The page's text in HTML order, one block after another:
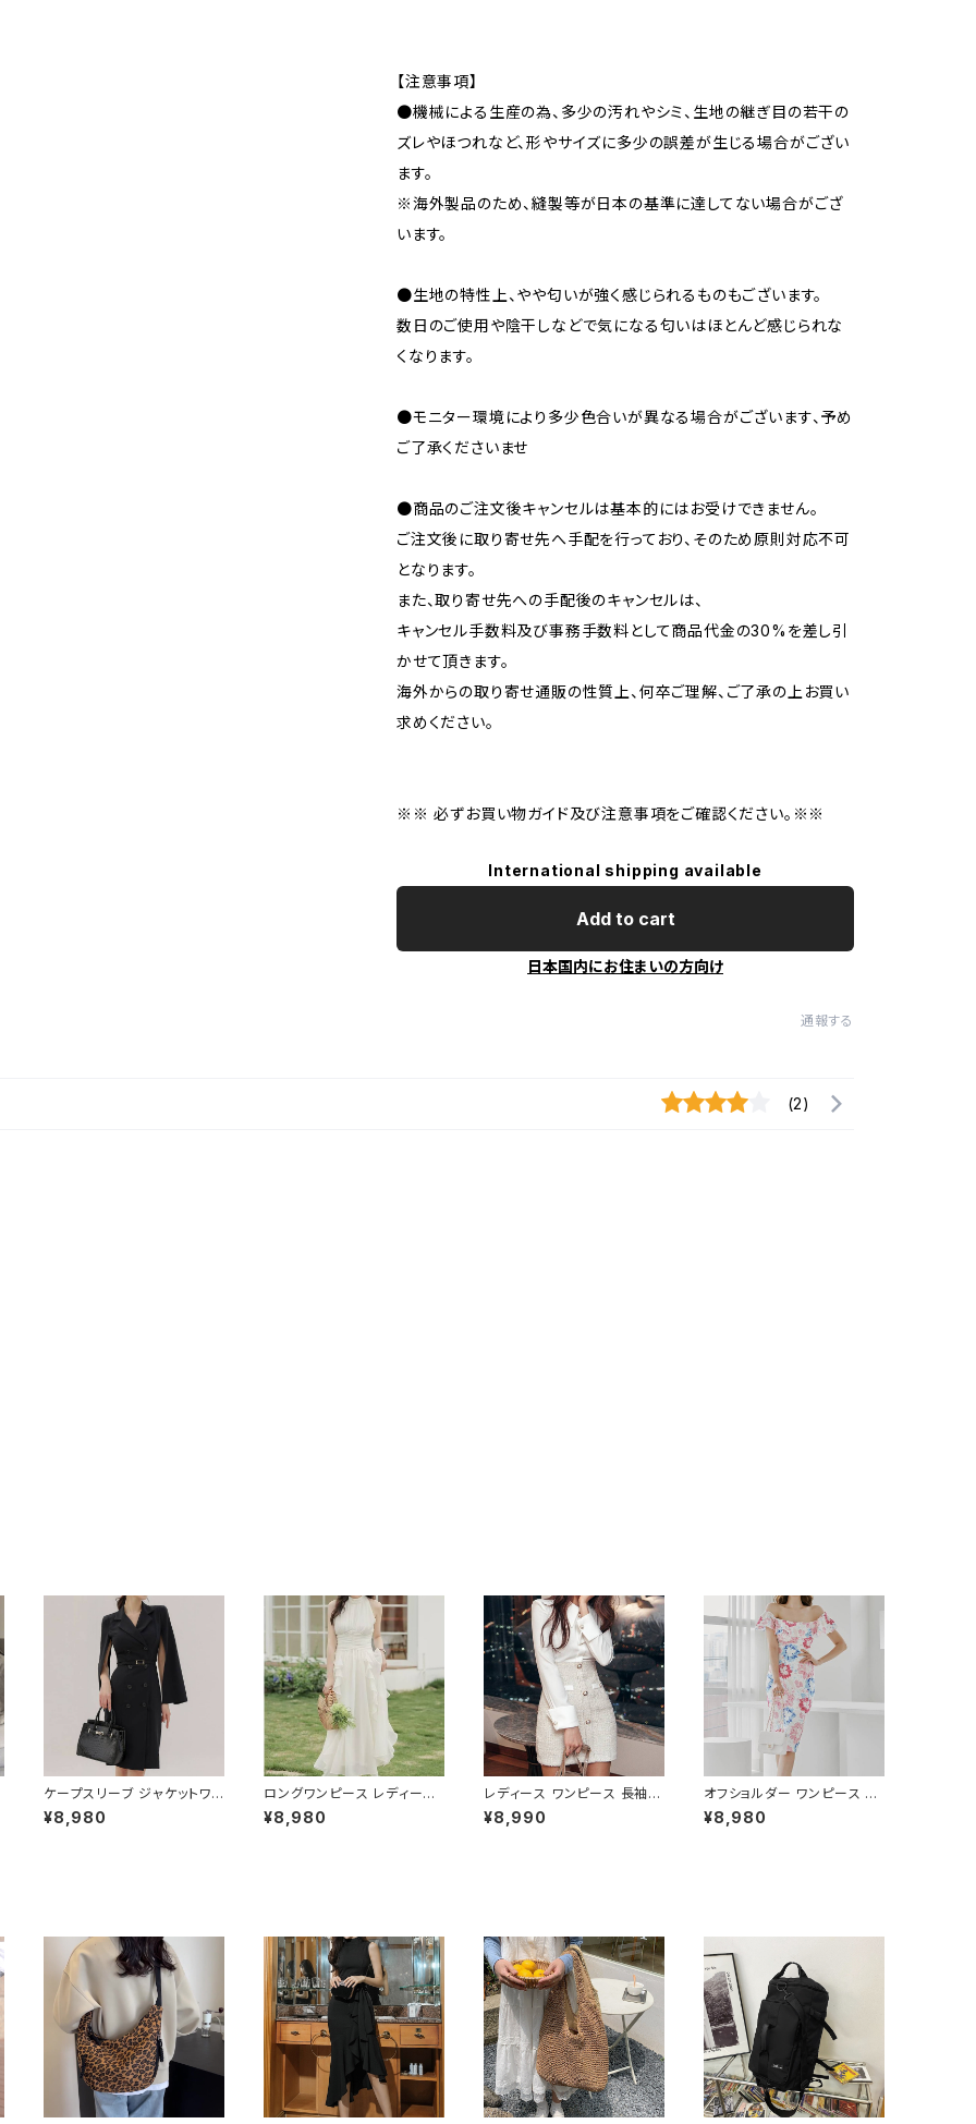
【注意事項】
●機械による生産の為、多少の汚れやシミ、生地の継ぎ目の若干の
ズレやほつれなど、形やサイズに多少の誤差が生じる場合がござい
ます。
※海外製品のため、縫製等が日本の基準に達してない場合がござ
います。
●生地の特性上、やや匂いが強く感じられるものもございます。
数日のご使用や陰干しなどで気になる匂いはほとんど感じられな
くなります。
●モニター環境により多少色合いが異なる場合がございます、予め
ご了承くださいませ
●商品のご注文後キャンセルは基本的にはお受けできません。
ご注文後に取り寄せ先へ手配を行っており、そのため原則対応不可
となります。
また、取り寄せ先への手配後のキャンセルは、
キャンセル手数料及び事務手数料として商品代金の30%を差し引
かせて頂きます。
海外からの取り寄せ通販の性質上、何卒ご理解、ご了承の上お買い
求めください。
※※ 必ずお買い物ガイド及び注意事項をご確認ください。※※
International shipping available
Add to cart
日本国内にお住まいの方向け
通報する
(2)
ケープスリーブ ジャケットワン
ピース ベルト付き ワンピース
レディース 長袖 襟付き タイト
型カバー 人気 トレンド C-O
SS0136
¥8,980
ロングワンピース レディース
シフォン フリル ハイネック ノ
ースリーブ フレア Aライン エ
¥8,980
レディース ワンピース 長袖
シャツワンピース ツイード切
替 ミニワンピース 上品 フォー
ガントスタイル S M L XL C-
OSS0176
¥8,990
オフショルダー ワンピース フ
ラワー柄 タイトワンピース ド
レス 花柄ワンピ 春夏 エレガ
0232
¥8,980